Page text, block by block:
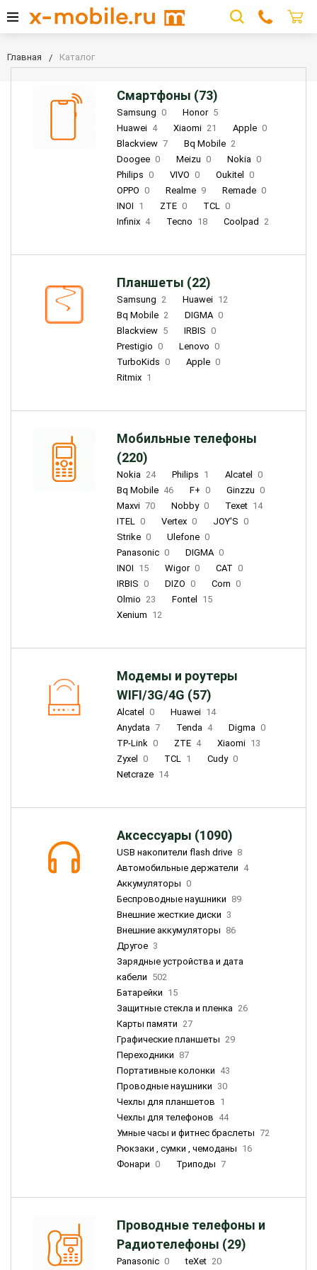
Главная Каталог
Смартфоны (73)
Samsung 0 Honor 5
Huawei 4 Xiaomi 21 Apple 0
Blackview 7 Bq Mobile 2
Doogee 0 Meizu 0 Nokia 0
Philips 0 VIVO 0 Oukitel
0
OPPO 0 Realme 9 Remade 0
INOI 1 ZTE 0 TCL 0
Infinix 4 Tecno 18 Coolpad 2
Планшеты (22)
Samsung 2 Huawei 12
Bq Mobile 2 DIGMA 0
Blackview 5 IRBIS 0
Prestigio 0 Lenovo 0
TurboKids 0 Apple 0
Ritmix 1
Мобильные телефоны
(220)
Nokia 24 Philips 1 Alcatel
0
Bq Mobile 46 F+ 0 Ginzzu 0
Maxvi 70 Nobby 0 Texet 14
ITEL 0 Vertex 0 JOY'S 0
Strike 0 Ulefone 0
Panasonic 0 DIGMA 0
INOI 15 Wigor 0 CAT 0
IRBIS 0 DIZO 0 Corn 0
Olmio 23 Fontel
15
Xenium 12
Модемы и роутеры
WIFI/3G/4G (57)
Alcatel 0 Huawei 14
Anydata 7 Tenda 4 Digma 0
TP-Link 0 ZTE 4 Xiaomi 13
Zyxel
0 TCL 1 Cudy 0
Netcraze 14
Аксессуары (1090)
USB накопители flash drive 8
Автомобильные держатели 4
Аккумуляторы 0
Беспроводные наушники 89
Внешние жесткие диски 3
Внешние аккумуляторы 86
Другое 3
Зарядные устройства и дата
кабели 502
Батарейки 15
Защитные стекла и пленка 26
Карты памяти 27
Графические планшеты 29
Переходники 87
Портативные колонки 43
Проводные наушники 30
Чехлы для планшетов 1
Чехлы для телефонов 44
Умные часы и фитнес браслеты 72
Рюкзаки , сумки , чемоданы 16
Фонари 0 Триподы 7
Проводные телефоны и
Радиотелефоны (29)
Panasonic 0 teXet 20